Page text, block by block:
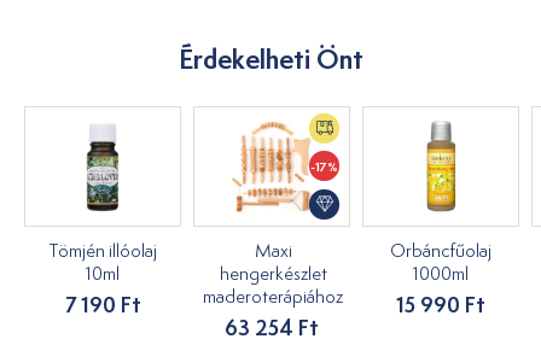
Érdekelheti Önt
Tömjén illóolaj
10ml
7 190 Ft
-17%
Maxi
hengerkészlet
maderoterápiához
63 254 Ft
Orbáncfűolaj
1000ml
15 990 Ft